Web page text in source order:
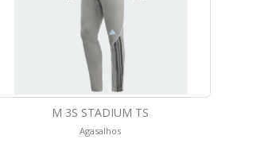
M 3S STADIUM TS
Agasalhos